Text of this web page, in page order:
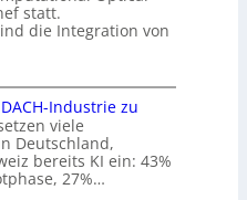
statt.
die Integration von
Industrie zu
viele
Deutschland,
bereits KI ein: 43%
27%…